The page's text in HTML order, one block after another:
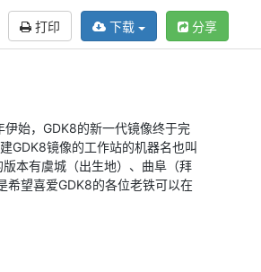
打印 分享
下载
始，GDK8的新一代镜像终于完
GDK8镜像的工作站的机器名也叫
本有虞城（出生地）、曲阜（拜
希望喜爱GDK8的各位老铁可以在